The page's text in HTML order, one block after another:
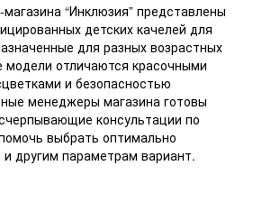
“Инклюзия” представлены
детских качелей для
для разных возрастных
модели отличаются красочными
и безопасностью
менеджеры магазина готовы
консультации по
выбрать оптимально
другим параметрам вариант.